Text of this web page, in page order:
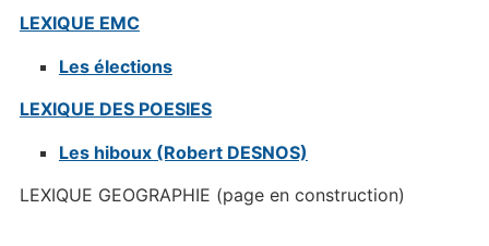
LEXIQUE EMC
Les élections
LEXIQUE DES POESIES
Les hiboux (Robert DESNOS)
LEXIQUE GEOGRAPHIE (page en construction)